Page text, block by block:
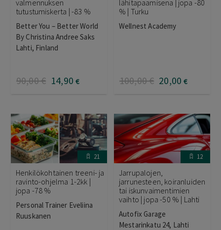
valmennuksen
tutustumiskerta | -83 %
Better You – Better World
By Christina Andree Saks
Lahti, Finland
90,00€ 14,90 €
lähitapaamisena | jopa -80
% | Turku
Wellnest Academy
100,00€ 20,00 €
21
Henkilökohtainen treeni- ja
ravinto-ohjelma 1-2kk |
jopa -78 %
Personal Trainer Eveliina
Ruuskanen
12
Jarrupalojen,
jarrunesteen, koiranluiden
tai iskunvaimentimien
vaihto | jopa -50 % | Lahti
Autofix Garage
Mestarinkatu 24, Lahti